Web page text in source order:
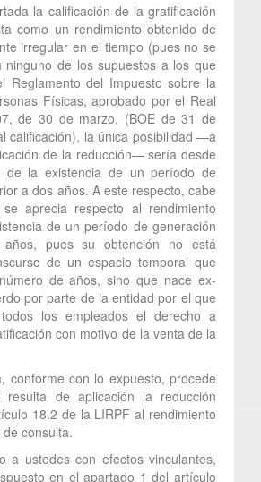
la calificación de la gratificación
como un rendimiento obtenido de
irregular en el tiempo (pues no se
ninguno de los supuestos a los que
Reglamento del Impuesto sobre la
Físicas, aprobado por el Real
de 30 de marzo, (BOE de 31 de
calificación), la única posibilidad —a
de la reducción— sería desde
de la existencia de un período de
a dos años. A este respecto, cabe
aprecia respecto al rendimiento
de un período de generación
pues su obtención no está
de un espacio temporal que
de años, sino que nace ex-
por parte de la entidad por el que
los empleados el derecho a
con motivo de la venta de la
conforme con lo expuesto, procede
de aplicación la reducción
18.2 de la LIRPF al rendimiento
consulta.
a ustedes con efectos vinculantes,
en el apartado 1 del artículo